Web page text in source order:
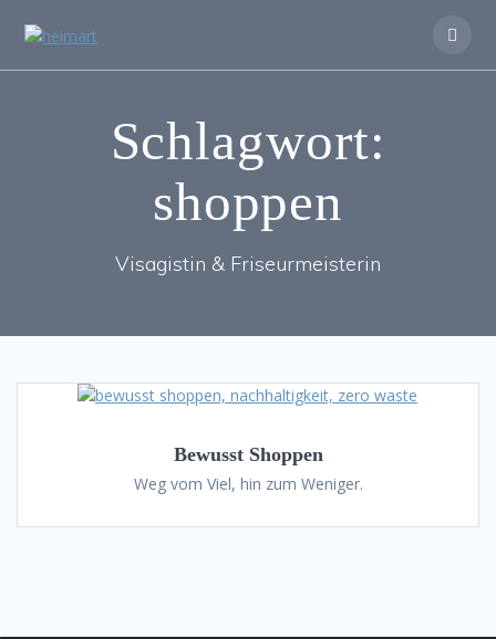
Schlagwort:
shoppen
Visagistin & Friseurmeisterin
Bewusst Shoppen
Weg vom Viel, hin zum Weniger.